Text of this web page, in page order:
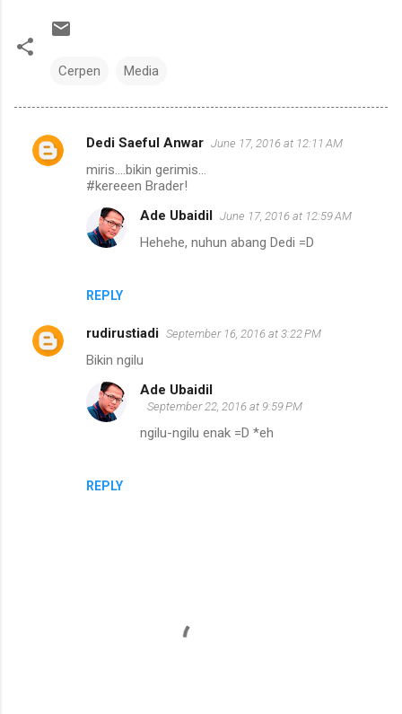
Cerpen Media
C
s
Dedi Saeful Anwar June 17, 2016 at 12:11 AM
miris....bikin gerimis...
#kereeen Brader!
REPLY
Ade Ubaidil June 17, 2016 at 12:59 AM
Hehehe, nuhun abang Dedi =D
rudirustiadi September 16, 2016 at 3:22 PM
Bikin ngilu
REPLY
Ade Ubaidil
September 22, 2016 at 9:59 PM
ngilu-ngilu enak =D *eh